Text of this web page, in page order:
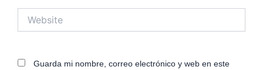
Guarda mi nombre, correo electrónico y web en este